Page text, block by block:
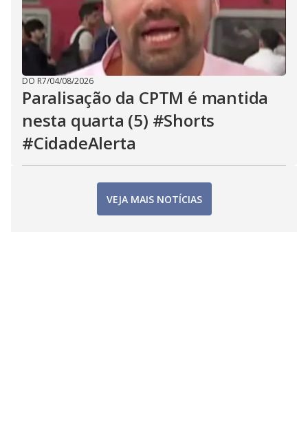
DO R7/04/08/2026
Paralisação da CPTM é mantida
nesta quarta (5) #Shorts
#CidadeAlerta
VEJA MAIS NOTÍCIAS